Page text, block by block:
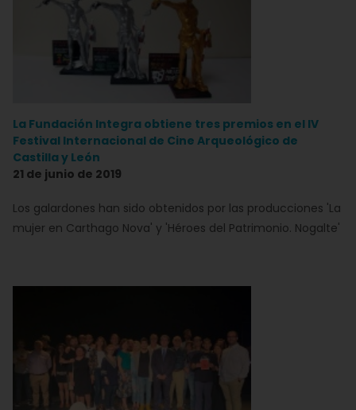
La Fundación Integra obtiene tres premios en el IV
Festival Internacional de Cine Arqueológico de
Castilla y León
21 de junio de 2019
Los galardones han sido obtenidos por las producciones 'La
mujer en Carthago Nova' y 'Héroes del Patrimonio. Nogalte'